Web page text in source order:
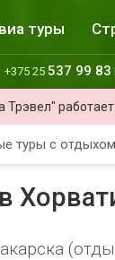
туры
+375 25 537 99 83
туры с